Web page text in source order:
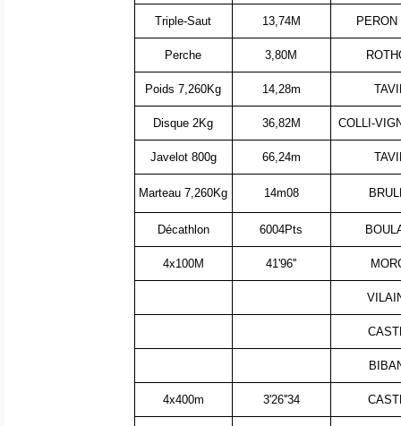
Triple-Saut 13,74M
Perche 3,80M
Poids 7,260Kg 14,28m
Disque 2Kg 36,82M COLLI-
Javelot 800g 66,24m
Marteau 7,260Kg 14m08
Décathlon 6004Pts
4x100M 41'96''
4x400m 3'26''34